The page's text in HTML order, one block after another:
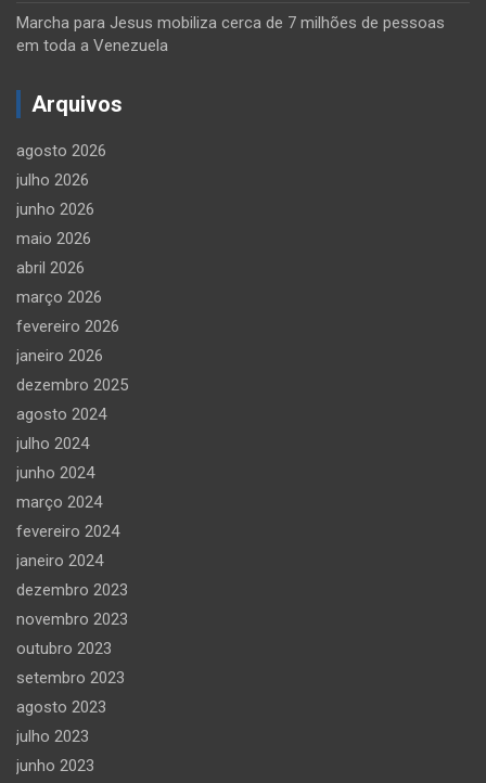
Marcha para Jesus mobiliza cerca de 7 milhões de pessoas
em toda a Venezuela
Arquivos
agosto 2026
julho 2026
junho 2026
maio 2026
abril 2026
março 2026
fevereiro 2026
janeiro 2026
dezembro 2025
agosto 2024
julho 2024
junho 2024
março 2024
fevereiro 2024
janeiro 2024
dezembro 2023
novembro 2023
outubro 2023
setembro 2023
agosto 2023
julho 2023
junho 2023